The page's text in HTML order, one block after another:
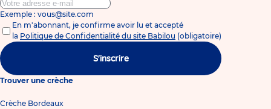
Exemple : vous@site.com
En m'abonnant, je confirme avoir lu et accepté
la Politique de Confidentialité du site Babilou (obligatoire)
S'inscrire
Trouver une crèche
Crèche Bordeaux